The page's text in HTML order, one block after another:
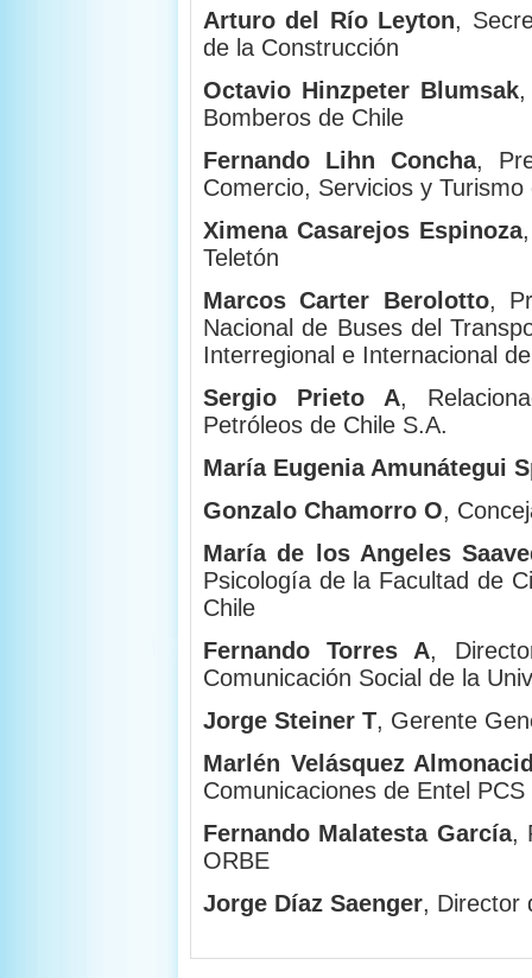
Arturo del Río Leyton,
de la Construcción
Octavio Hinzpeter Blumsak,
Bomberos de Chile
Fernando Lihn Concha,
Comercio, Servicios y Turismo
Ximena Casarejos Espinoza
Teletón
Marcos Carter Berolotto,
Nacional de Buses del
Interregional e Internacional
Sergio Prieto A,
Petróleos de Chile S.A.
María Eugenia Amunátegui
Gonzalo Chamorro O,
María de los Angeles
Psicología de la Facultad de
Chile
Fernando Torres A,
Comunicación Social de la
Jorge Steiner T, Gerente
Marlén Velásquez
Comunicaciones de Entel PCS
Fernando Malatesta García,
ORBE
Jorge Díaz Saenger, Director